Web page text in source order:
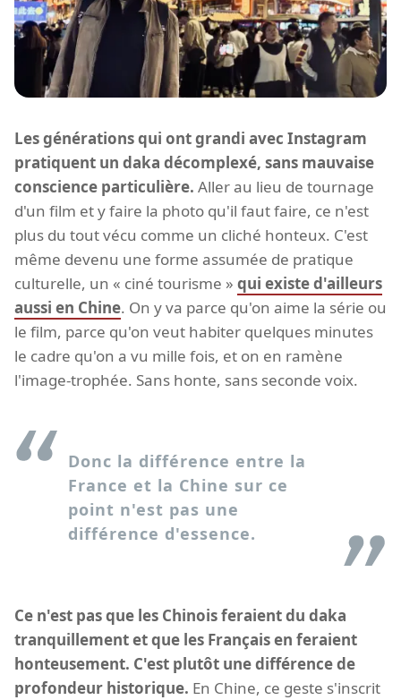
Les générations qui ont grandi avec Instagram
pratiquent un daka décomplexé, sans mauvaise
conscience particulière. Aller au lieu de tournage
d'un film et y faire la photo qu'il faut faire, ce n'est
plus du tout vécu comme un cliché honteux. C'est
même devenu une forme assumée de pratique
culturelle, un « ciné tourisme » qui existe d'ailleurs
aussi en Chine. On y va parce qu'on aime la série ou
le film, parce qu'on veut habiter quelques minutes
le cadre qu'on a vu mille fois, et on en ramène
l'image-trophée. Sans honte, sans seconde voix.
Donc la différence entre la
France et la Chine sur ce
point n'est pas une
différence d'essence.
Ce n'est pas que les Chinois feraient du daka
tranquillement et que les Français en feraient
honteusement. C'est plutôt une différence de
profondeur historique. En Chine, ce geste s'inscrit